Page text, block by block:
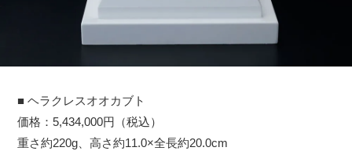
■ ヘラクレスオオカブト
価格：5,434,000円（税込）
重さ約220g、高さ約11.0×全長約20.0cm